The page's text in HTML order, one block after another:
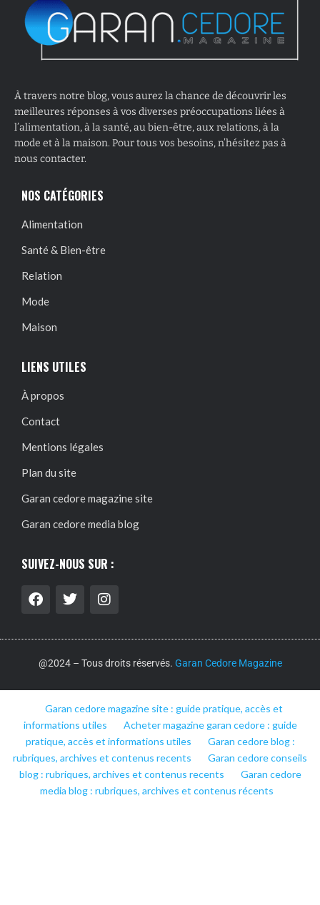
À travers notre blog, vous aurez la chance de découvrir les
meilleures réponses à vos diverses préoccupations liées à
l’alimentation, à la santé, au bien-être, aux relations, à la
mode et à la maison. Pour tous vos besoins, n’hésitez pas à
nous contacter.
NOS CATÉGORIES
Alimentation
Santé & Bien-être
Relation
Mode
Maison
LIENS UTILES
À propos
Contact
Mentions légales
Plan du site
Garan cedore magazine site
Garan cedore media blog
SUIVEZ-NOUS SUR :
@2024 – Tous droits réservés. Garan Cedore Magazine
Garan cedore magazine site : guide pratique, accès et
informations utiles
Acheter magazine garan cedore : guide
pratique, accès et informations utiles
Garan cedore blog :
rubriques, archives et contenus recents
Garan cedore conseils
blog : rubriques, archives et contenus recents
Garan cedore
media blog : rubriques, archives et contenus récents